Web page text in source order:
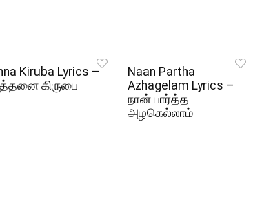
Kiruba Lyrics –
கிருபை
Naan Partha
Azhagelam Lyrics –
நான் பார்த்த
அழகெல்லாம்